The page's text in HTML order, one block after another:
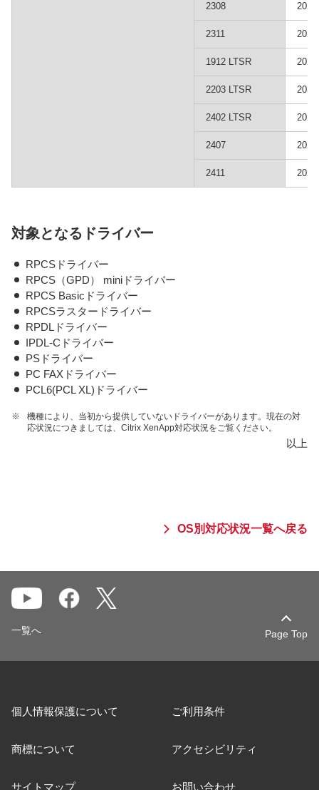
2308
2311
1912 LTSR
2203 LTSR
2402 LTSR
2407
2411
対象となるドライバー
RPCSドライバー
RPCS（GPD） miniドライバー
RPCS Basicドライバー
RPCSラスタードライバー
RPDLドライバー
IPDL-Cドライバー
PSドライバー
PC FAXドライバー
PCL6(PCL XL)ドライバー
※
機種により、当初から提供していないドライバーがあります。現在の対
応状況につきましては、Citrix XenApp対応状況をご覧ください。
以上
OS別対応状況一覧へ戻る
Page Top
一覧へ
個人情報保護について ご利用条件
商標について アクセシビリティ
サイトマップ お問い合わせ